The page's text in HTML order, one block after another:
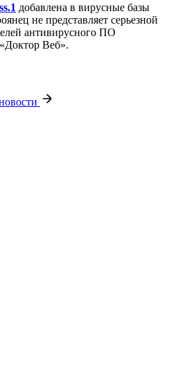
добавлена в вирусные базы
не представляет серьезной
антивирусного ПО
Веб».